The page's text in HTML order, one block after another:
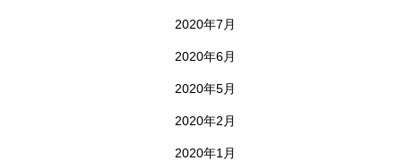
2020年7月
2020年6月
2020年5月
2020年2月
2020年1月